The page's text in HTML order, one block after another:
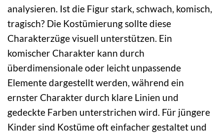
analysieren. Ist die Figur stark, schwach, komisch,
tragisch? Die Kostümierung sollte diese
Charakterzüge visuell unterstützen. Ein
komischer Charakter kann durch
überdimensionale oder leicht unpassende
Elemente dargestellt werden, während ein
ernster Charakter durch klare Linien und
gedeckte Farben unterstrichen wird. Für jüngere
Kinder sind Kostüme oft einfacher gestaltet und